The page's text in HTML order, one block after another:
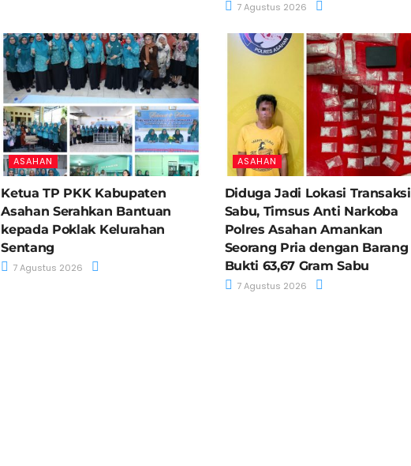
7 Agustus 2026
ASAHAN
Ketua TP PKK Kabupaten
Asahan Serahkan Bantuan
kepada Poklak Kelurahan
Sentang
7 Agustus 2026
ASAHAN
Diduga Jadi Lokasi Transaksi
Sabu, Timsus Anti Narkoba
Polres Asahan Amankan
Seorang Pria dengan Barang
Bukti 63,67 Gram Sabu
7 Agustus 2026